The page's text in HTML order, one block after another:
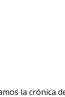
la crónica